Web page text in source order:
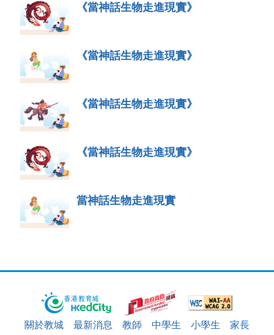
《當神話生物走進現實》
《當神話生物走進現實》
《當神話生物走進現實》
《當神話生物走進現實》
當神話生物走進現實
關於教城 最新消息 教師 中學生 小學生 家長